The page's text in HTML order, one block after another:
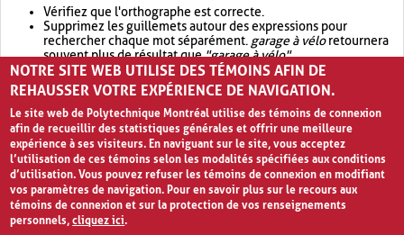
Vérifiez que l'orthographe est correcte.
Supprimez les guillemets autour des expressions pour
rechercher chaque mot séparément. garage à véloretournera
souvent plus de résultat que"garage à vélo".
Envisagez d'élargir votre recherche avec OR.garage OR vélo
retournera souvent plus de résultat quegarage à vélo
NOTRE SITE WEB UTILISE DES TÉMOINS AFIN DE
REHAUSSER VOTRE EXPÉRIENCE DE NAVIGATION.
Le site web de Polytechnique Montréal utilise des témoins de connexion
afin de recueillir des statistiques générales et offrir une meilleure
expérience à ses visiteurs. En naviguant sur le site, vous acceptez
l’utilisation de ces témoins selon les modalités spécifiées aux conditions
d’utilisation. Vous pouvez refuser les témoins de connexion en modifiant
vos paramètres de navigation. Pour en savoir plus sur le recours aux
témoins de connexion et sur la protection de vos renseignements
personnels,cliquez ici.